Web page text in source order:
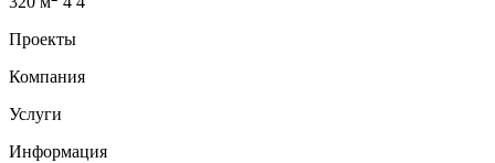
Проекты
Компания
Услуги
Информация